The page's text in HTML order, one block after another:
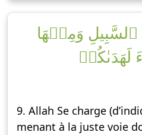
وَمِنۡهَا
لَهَدَىٰكُمۡ
9. Allah Se charge
menant à la juste voie